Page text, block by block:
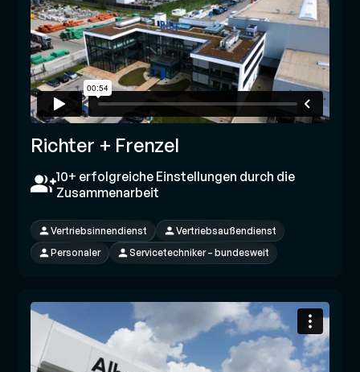
Richter + Frenzel
10+ erfolgreiche Einstellungen durch die
Zusammenarbeit
Vertriebsinnendienst
Vertriebsaußendienst
Personaler
Servicetechniker – bundesweit